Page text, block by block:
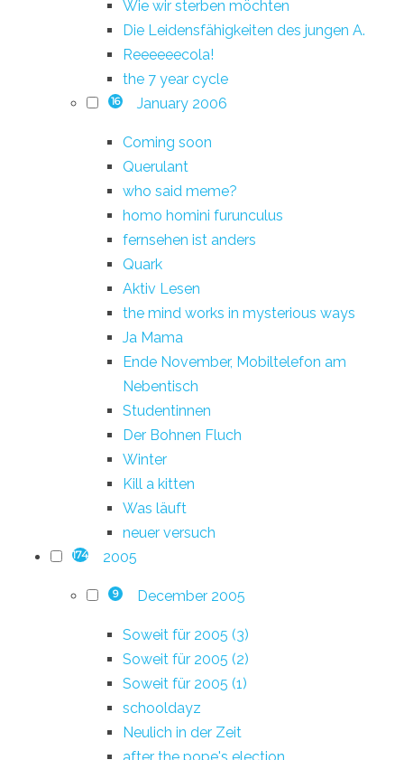
Wie wir sterben möchten
Die Leidensfähigkeiten des jungen A.
Reeeeeecola!
the 7 year cycle
16 January 2006
Coming soon
Querulant
who said meme?
homo homini furunculus
fernsehen ist anders
Quark
Aktiv Lesen
the mind works in mysterious ways
Ja Mama
Ende November, Mobiltelefon am
Nebentisch
Studentinnen
Der Bohnen Fluch
Winter
Kill a kitten
Was läuft
neuer versuch
174 2005
9 December 2005
Soweit für 2005 (3)
Soweit für 2005 (2)
Soweit für 2005 (1)
schooldayz
Neulich in der Zeit
after the pope's election